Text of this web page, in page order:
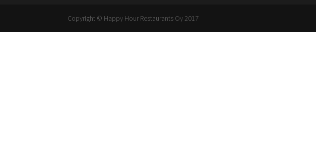
Copyright © Happy Hour Restaurants Oy 2017